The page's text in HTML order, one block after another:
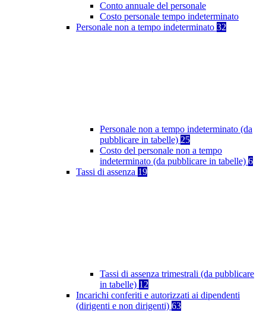
Conto annuale del personale
Costo personale tempo indeterminato
Personale non a tempo indeterminato 32
Personale non a tempo indeterminato (da
pubblicare in tabelle) 25
Costo del personale non a tempo
indeterminato (da pubblicare in tabelle) 6
Tassi di assenza 19
Tassi di assenza trimestrali (da pubblicare
in tabelle) 12
Incarichi conferiti e autorizzati ai dipendenti
(dirigenti e non dirigenti) 63